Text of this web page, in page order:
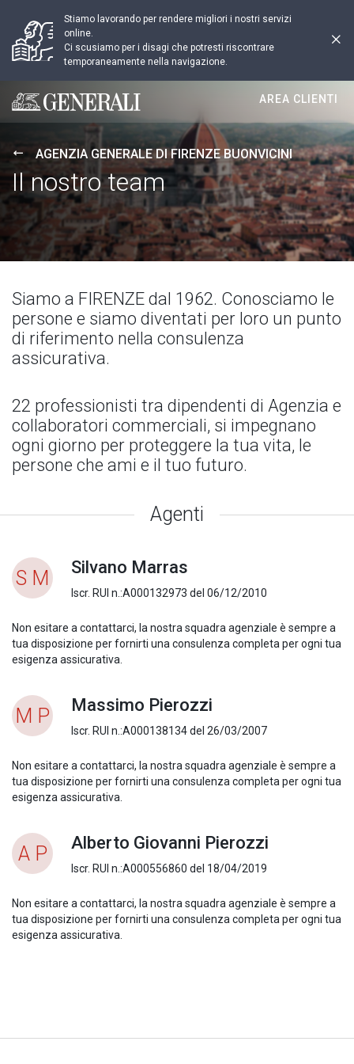
Stiamo lavorando per rendere migliori i nostri servizi
online.
Ci scusiamo per i disagi che potresti riscontrare
temporaneamente nella navigazione.
Generali logo
AREA CLIENTI
AGENZIA GENERALE DI FIRENZE BUONVICINI
Il nostro team
Siamo a FIRENZE dal 1962. Conosciamo le
persone e siamo diventati per loro un punto
di riferimento nella consulenza
assicurativa.
22 professionisti tra dipendenti di Agenzia e
collaboratori commerciali, si impegnano
ogni giorno per proteggere la tua vita, le
persone che ami e il tuo futuro.
Agenti
S M Silvano Marras
Iscr. RUI n.:A000132973 del 06/12/2010
Non esitare a contattarci, la nostra squadra agenziale è sempre a
tua disposizione per fornirti una consulenza completa per ogni tua
esigenza assicurativa.
M P Massimo Pierozzi
Iscr. RUI n.:A000138134 del 26/03/2007
Non esitare a contattarci, la nostra squadra agenziale è sempre a
tua disposizione per fornirti una consulenza completa per ogni tua
esigenza assicurativa.
A P Alberto Giovanni Pierozzi
Iscr. RUI n.:A000556860 del 18/04/2019
Non esitare a contattarci, la nostra squadra agenziale è sempre a
tua disposizione per fornirti una consulenza completa per ogni tua
esigenza assicurativa.